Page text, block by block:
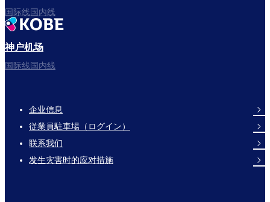
フライトをお楽しみください。
国际线国内线
神户机场
国际线国内线
Footer
Links
企业信息
従業員駐車場（ログイン）
联系我们
发生灾害时的应对措施